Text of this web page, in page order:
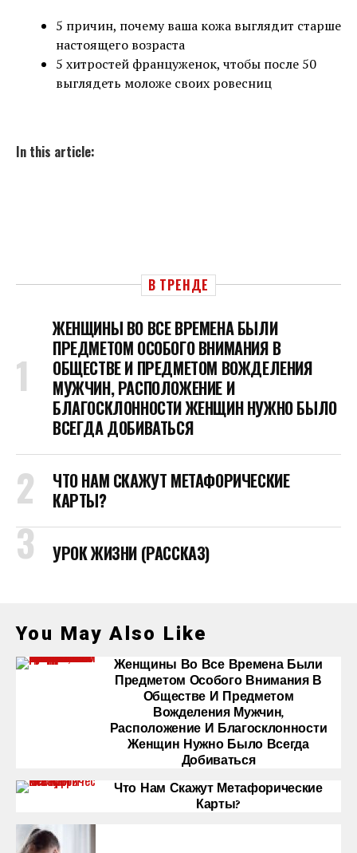
5 причин, почему ваша кожа выглядит старше
настоящего возраста
5 хитростей француженок, чтобы после 50
выглядеть моложе своих ровесниц
In this article:
В ТРЕНДЕ
ЖЕНЩИНЫ ВО ВСЕ ВРЕМЕНА БЫЛИ
ПРЕДМЕТОМ ОСОБОГО ВНИМАНИЯ В
ОБЩЕСТВЕ И ПРЕДМЕТОМ ВОЖДЕЛЕНИЯ
МУЖЧИН, РАСПОЛОЖЕНИЕ И
БЛАГОСКЛОННОСТИ ЖЕНЩИН НУЖНО БЫЛО
ВСЕГДА ДОБИВАТЬСЯ
ЧТО НАМ СКАЖУТ МЕТАФОРИЧЕСКИЕ
КАРТЫ?
УРОК ЖИЗНИ (РАССКАЗ)
You May Also Like
Женщины Во Все Времена Были
Предметом Особого Внимания В
Обществе И Предметом
Вожделения Мужчин,
Расположение И Благосклонности
Женщин Нужно Было Всегда
Добиваться
Что Нам Скажут Метафорические
Карты?